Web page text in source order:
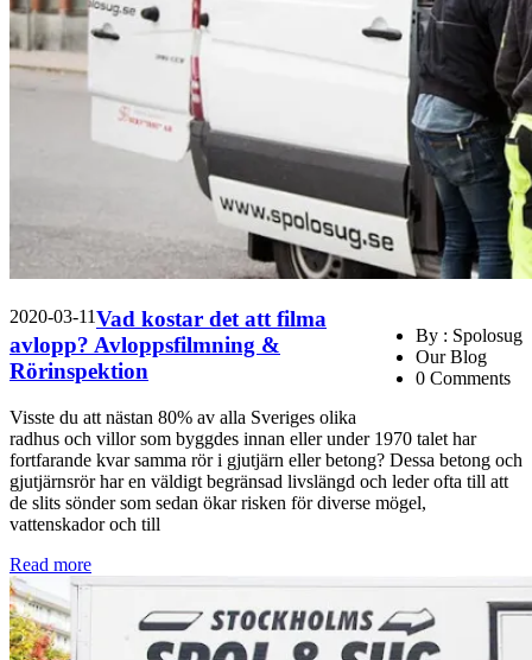
2020-03-11
By : Spolosug
Our Blog
0 Comments
Vad kostar det att filma
avlopp? Avloppsfilmning &
Rörinspektion
Visste du att nästan 80% av alla Sveriges olika
radhus och villor som byggdes innan eller under 1970 talet har
fortfarande kvar samma rör i gjutjärn eller betong? Dessa betong och
gjutjärnsrör har en väldigt begränsad livslängd och leder ofta till att
de slits sönder som sedan ökar risken för diverse mögel,
vattenskador och till
Read more